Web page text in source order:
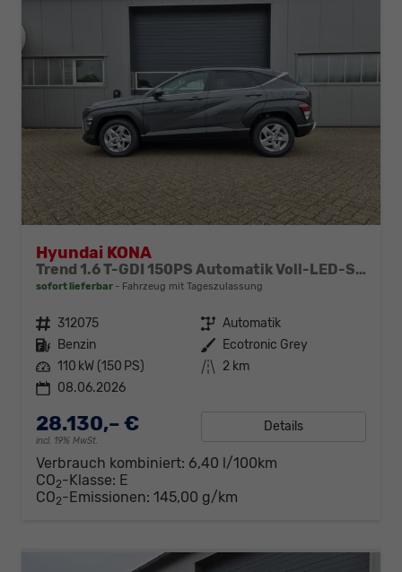
Hyundai KONA
Trend 1.6 T-GDI 150PS Automatik Voll-LED-Scheinw. Sitzheizung Lenkradheizung ACC Klimaautomatik Navi Touchscreen DAB+ Apple CarPlay + Android Auto PDC v+h Rückf.Kamera 2xKeyless 17-LM
sofort lieferbar Fahrzeug mit Tageszulassung
Fahrzeugnr. 312075 Getriebe Automatik
Kraftstoff Benzin Außenfarbe Ecotronic Grey
Leistung 110 kW (150 PS) Kilometerstand 2 km
08.06.2026
28.130,– €
incl. 19% MwSt.
Details
Verbrauch kombiniert: 6,40 l/100km
CO2-Klasse: E
CO2-Emissionen: 145,00 g/km